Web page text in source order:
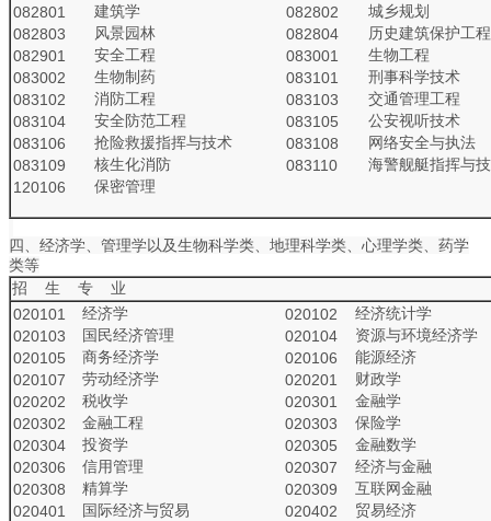
082801
建筑学 082802
城乡规划
082803
风景园林 082804
历史建筑保护工程
082901
安全工程 083001
生物工程
083002
生物制药 083101
刑事科学技术
083102
消防工程 083103
交通管理工程
083104
安全防范工程 083105
公安视听技术
083106
抢险救援指挥与技术 083108
网络安全与执法
083109
核生化消防 083110
海警舰艇指挥与
120106
保密管理
四、经济学、管理学以及生物科学类、地理科学类、心理学类、药学
类等
招 生 专 业
020101
经济学 020102
经济统计学
020103
国民经济管理 020104
资源与环境经济学
020105
商务经济学 020106
能源经济
020107
劳动经济学 020201
财政学
020202
税收学 020301
金融学
020302
金融工程 020303
保险学
020304
投资学 020305
金融数学
020306
信用管理 020307
经济与金融
020308
精算学 020309
互联网金融
020401
国际经济与贸易 020402
贸易经济